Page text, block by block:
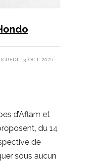
13 OCT 2021
d’Aflam et
du 14
de
sous aucun